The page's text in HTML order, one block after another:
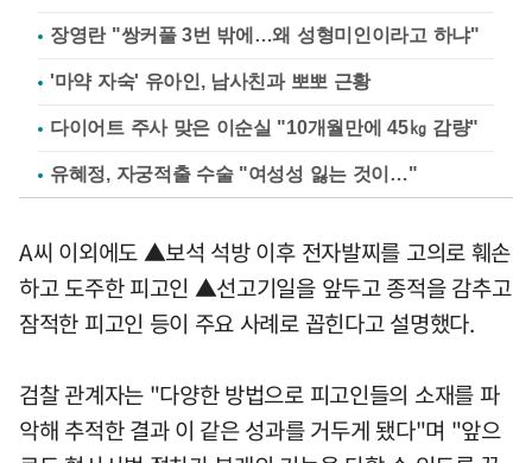
장영란 "쌍커풀 3번 밖에…왜 성형미인이라고 하냐"
'마약 자숙' 유아인, 남사친과 뽀뽀 근황
다이어트 주사 맞은 이순실 "10개월만에 45㎏ 감량"
유혜정, 자궁적출 수술 "여성성 잃는 것이…"
A씨 이외에도 ▲보석 석방 이후 전자발찌를 고의로 훼손
하고 도주한 피고인 ▲선고기일을 앞두고 종적을 감추고
잠적한 피고인 등이 주요 사례로 꼽힌다고 설명했다.
검찰 관계자는 "다양한 방법으로 피고인들의 소재를 파
악해 추적한 결과 이 같은 성과를 거두게 됐다"며 "앞으